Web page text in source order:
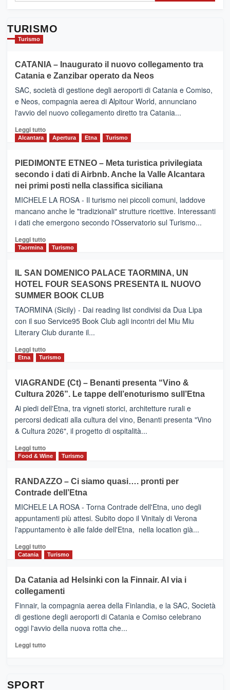
TURISMO
Turismo
CATANIA – Inaugurato il nuovo collegamento tra
Catania e Zanzibar operato da Neos
SAC, società di gestione degli aeroporti di Catania e Comiso,
e Neos, compagnia aerea di Alpitour World, annunciano
l'avvio del nuovo collegamento diretto tra Catania...
Leggi tuttoLeggi
CATANIA
–
Inaugurato
il
nuovo
collegamento
tra
e
Zanzibar
da
Neos
Alcantara Apertura Etna Turismo
PIEDIMONTE ETNEO – Meta turistica privilegiata
secondo i dati di Airbnb. Anche la Valle Alcantara
nei primi posti nella classifica siciliana
MICHELE LA ROSA - Il turismo nei piccoli comuni, laddove
mancano anche le "tradizionali" strutture ricettive. Interessanti
i dati che emergono secondo l'Osservatorio sul Turismo...
Leggi tuttoLeggi
PIEDIMONTE
ETNEO
–
Meta
turistica
privilegiata
secondo
dati
di
Anche
la
Alcantara
nei
primi
nella
classifica
Taormina Turismo
IL SAN DOMENICO PALACE TAORMINA, UN
HOTEL FOUR SEASONS PRESENTA IL NUOVO
SUMMER BOOK CLUB
TAORMINA (Sicily) - Dai reading list condivisi da Dua Lipa
con il suo Service95 Book Club agli incontri del Miu Miu
Literary Club durante il...
Leggi tuttoLeggi
di
IL
SAN
DOMENICO
PALACE
TAORMINA,
UN
HOTEL
FOUR
IL
NUOVO
SUMMER
CLUB
Etna Turismo
VIAGRANDE (Ct) – Benanti presenta “Vino &
Cultura 2026”. Le tappe dell’enoturismo sull’Etna
Ai piedi dell'Etna, tra vigneti storici, architetture rurali e
percorsi dedicati alla cultura del vino, Benanti presenta "Vino
& Cultura 2026", il progetto di ospitalità...
Leggi tuttoLeggi
di
VIAGRANDE
(Ct)
–
Benanti
presenta
“Vino
&
Cultura
tappe
dell’enoturismo
Food & Wine Turismo
RANDAZZO – Ci siamo quasi…. pronti per
Contrade dell’Etna
MICHELE LA ROSA - Torna Contrade dell'Etna, uno degli
appuntamenti più attesi. Subito dopo il Vinitaly di Verona
l'appuntamento è alle falde dell'Etna, nella location già...
Leggi tuttoLeggi
di
RANDAZZO
–
Ci
siamo
quasi….
pronti
per
Catania Turismo
Da Catania ad Helsinki con la Finnair. Al via i
collegamenti
Finnair, la compagnia aerea della Finlandia, e la SAC, Società
di gestione degli aeroporti di Catania e Comiso celebrano
oggi l'avvio della nuova rotta che...
Leggi tuttoLeggi
SPORT